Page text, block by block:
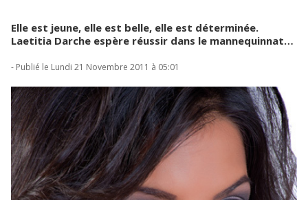
Elle est jeune, elle est belle, elle est déterminée.
Laetitia Darche espère réussir dans le mannequinnat…
- Publié le Lundi 21 Novembre 2011 à 05:01